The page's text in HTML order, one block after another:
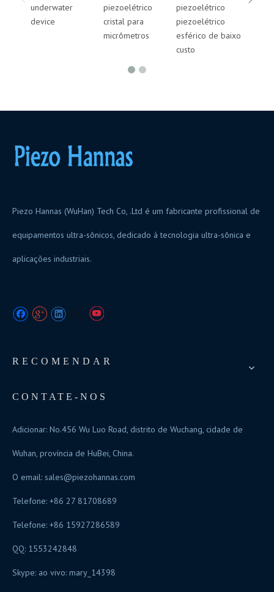
underwater
device
piezoelétrico
cristal para
micrômetros
piezoelétrico
piezoelétrico
esférico de baixo
custo
Piezo Hannas (WuHan) Tech Co, .Ltd é um fabricante profissional de
equipamentos ultra-sônicos, dedicado à tecnologia ultra-sônica e
aplicações industriais.
RECOMENDAR
CONTATE-NOS
Adicionar: No.456 Wu Luo Road, distrito de Wuchang, cidade de
Wuhan, província de HuBei, China.
O email: sales@piezohannas.com
Telefone: +86 27 81708689
Telefone: +86 15927286589
QQ: 1553242848
Skype: ao vivo: mary_14398